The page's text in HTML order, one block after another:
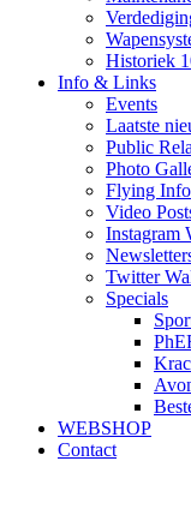
Historiek
Info & Links
Events
Laatste
Public
Photo
Flying Info
Video
Instagram
Twitter
Specials
WEBSHOP
Contact